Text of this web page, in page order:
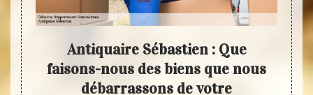
du
Antiquaire Sébastien : Que
faisons-nous des biens que nous
débarrassons de votre